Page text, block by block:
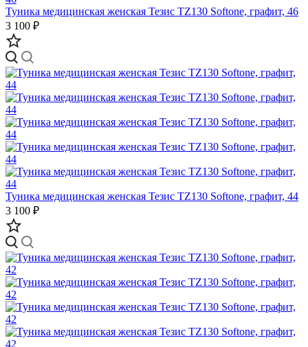
Туника медицинская женская Тезис TZ130 Softone, графит, 46
3 100 ₽
Туника медицинская женская Тезис TZ130 Softone, графит, 44
3 100 ₽